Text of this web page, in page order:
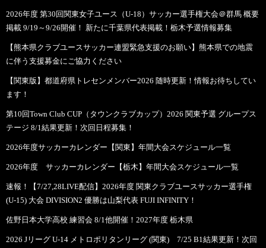
2026年度 第30回関東女子ユース（U-18）サッカー選手権大会＠群馬 概要
掲載 9/19～9/26開催！ 新たに千葉県代表掲載！栃木予選情報募集
【熊本県クラブユースサッカー連盟緊急支援のお願い】熊本県での地震
に伴う支援募金にご協力ください
【関東版】都道府県トレセンメンバー2026 随時更新！情報お待ちしてい
ます！
第10回Town Club CUP（タウンクラブカップ）2026 関東予選 グループス
テージ 8/1結果更新！次回日程募集！
2026年度サッカーカレンダー【関東】年間大会スケジュール一覧
2026年度 サッカーカレンダー【栃木】年間大会スケジュール一覧
速報！【7/27,28LIVE配信】2026年度 関東クラブユースサッカー選手権
(U-15) 大会 DIVISION2 優勝は山梨代表 FUJI INFINITY！
佐野日本大学高校 練習会 8/1他開催！2027年度 栃木県
2026 Jリーグ U-14 メトロポリタンリーグ (関東) 7/25 B1結果更新！次回